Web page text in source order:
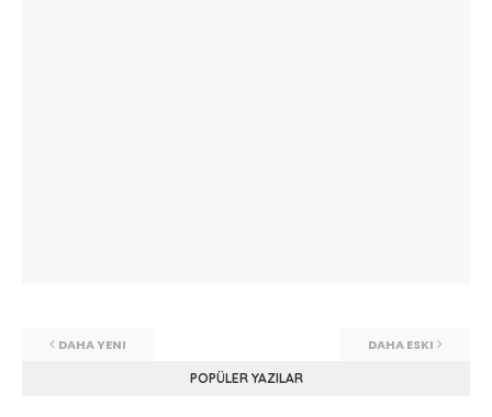
DAHA YENI DAHA ESKI
POPÜLER YAZILAR